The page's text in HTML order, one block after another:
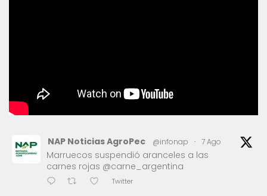
NAP Noticias AgroPec @infonap · 7 Ago
Marruecos suspendió aranceles a las
carnes rojas @carne_argentina
Twitter